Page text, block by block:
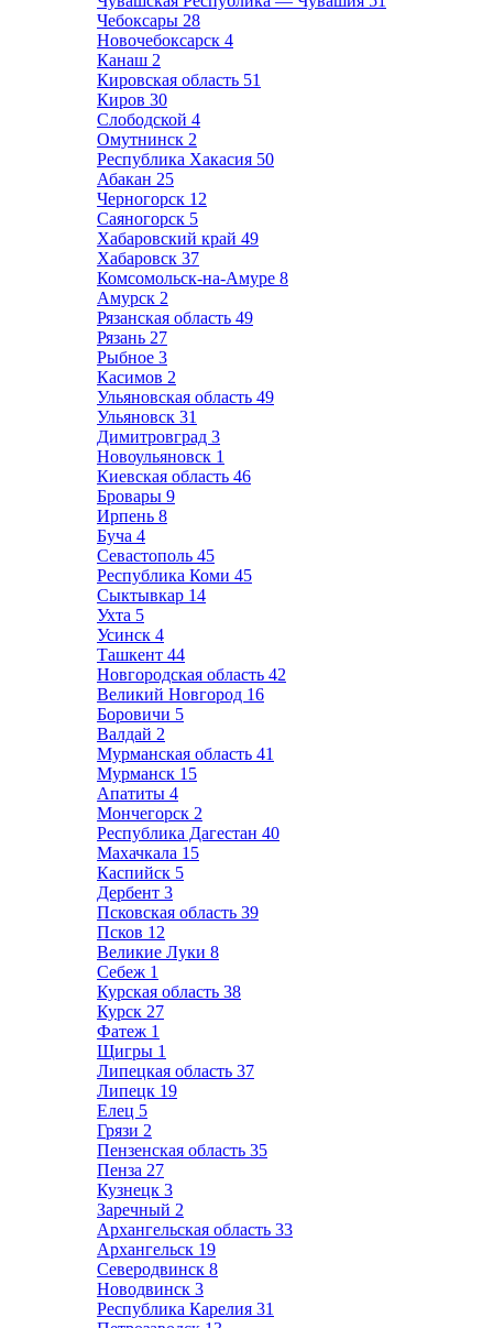
Чебоксары 28
Новочебоксарск 4
Канаш 2
Кировская область 51
Киров 30
Слободской 4
Омутнинск 2
Республика Хакасия 50
Абакан 25
Черногорск 12
Саяногорск 5
Хабаровский край 49
Хабаровск 37
Комсомольск-на-Амуре 8
Амурск 2
Рязанская область 49
Рязань 27
Рыбное 3
Касимов 2
Ульяновская область 49
Ульяновск 31
Димитровград 3
Новоульяновск 1
Киевская область 46
Бровары 9
Ирпень 8
Буча 4
Севастополь 45
Республика Коми 45
Сыктывкар 14
Ухта 5
Усинск 4
Ташкент 44
Новгородская область 42
Великий Новгород 16
Боровичи 5
Валдай 2
Мурманская область 41
Мурманск 15
Апатиты 4
Мончегорск 2
Республика Дагестан 40
Махачкала 15
Каспийск 5
Дербент 3
Псковская область 39
Псков 12
Великие Луки 8
Себеж 1
Курская область 38
Курск 27
Фатеж 1
Щигры 1
Липецкая область 37
Липецк 19
Елец 5
Грязи 2
Пензенская область 35
Пенза 27
Кузнецк 3
Заречный 2
Архангельская область 33
Архангельск 19
Северодвинск 8
Новодвинск 3
Республика Карелия 31